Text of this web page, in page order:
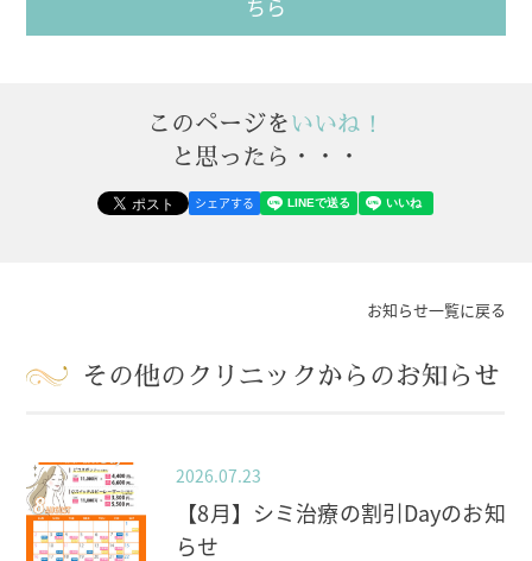
ちら
このページをいいね！
と思ったら・・・
シェアする
お知らせ一覧に戻る
その他のクリニックからのお知らせ
2026.07.23
【8月】シミ治療の割引Dayのお知
らせ